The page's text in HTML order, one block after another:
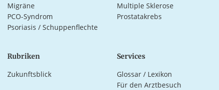
Migräne
Multiple Sklerose
PCO-Syndrom
Prostatakrebs
Psoriasis / Schuppenflechte
Rubriken
Zukunftsblick
Services
Glossar / Lexikon
Für den Arztbesuch